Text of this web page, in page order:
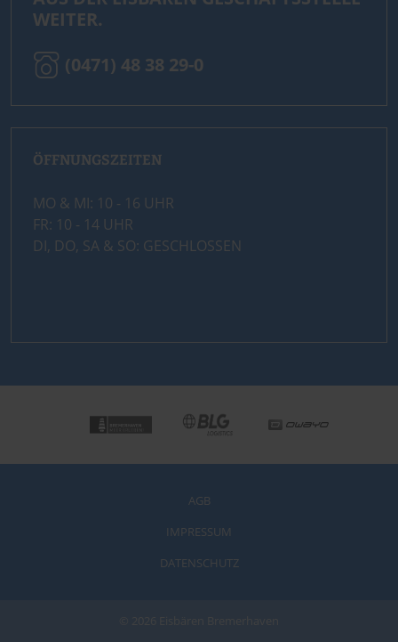
WEITER.
(0471) 48 38 29-0
ÖFFNUNGSZEITEN
MO & MI: 10 - 16 UHR
FR: 10 - 14 UHR
DI, DO, SA & SO: GESCHLOSSEN
AGB
IMPRESSUM
DATENSCHUTZ